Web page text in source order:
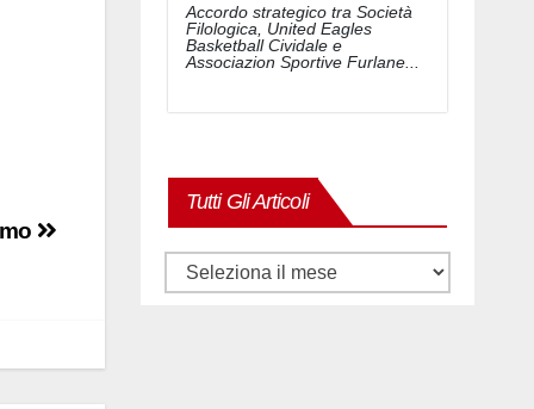
Accordo strategico tra Società
Filologica, United Eagles
Basketball Cividale e
Associazion Sportive Furlane...
Tutti Gli Articoli
Tutti